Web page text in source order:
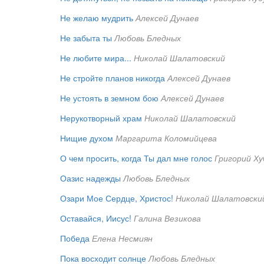
Не желаю мудрить Алексей Дунаев
Не забыта ты Любовь Бледных
Не любите мира... Николай Шалатовский
Не стройте планов никогда Алексей Дунаев
Не устоять в земном бою Алексей Дунаев
Нерукотворный храм Николай Шалатовский
Нищие духом Маргарита Коломийцева
О чем просить, когда Ты дал мне голос Григорий
Оазис надежды Любовь Бледных
Озари Мое Сердце, Христос! Николай
Оставайся, Иисус! Галина Везикова
Победа Елена Несмиян
Пока восходит солнце Любовь Бледных